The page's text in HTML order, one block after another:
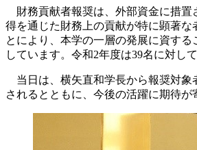
財務貢献者報奨は、外部資金に措置
得を通じた財務上の貢献が特に顕著な
とにより、本学の一層の発展に資す
しています。令和2年度は39名に対し
当日は、横矢直和学長から報奨対象
されるとともに、今後の活躍に期待が